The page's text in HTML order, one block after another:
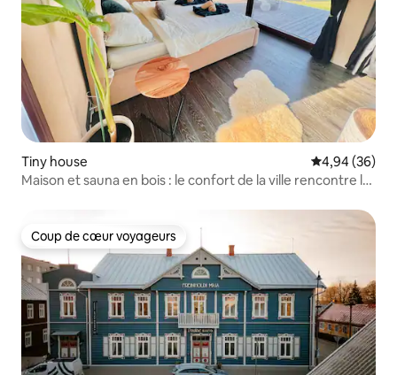
Tiny house Évaluation
4,94 (36)
Maison et sauna en bois : le confort de la ville rencontre la
Coup de cœur voyageurs
Coup de cœur voyageurs